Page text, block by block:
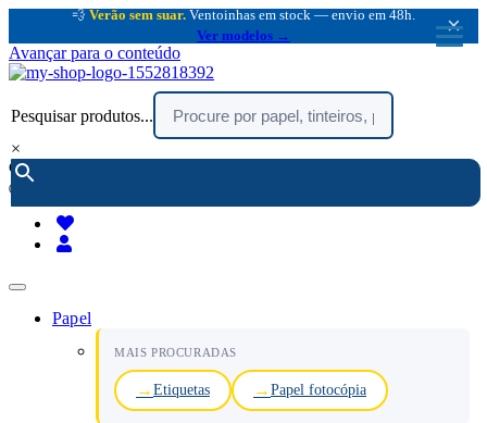
💨 Verão sem suar. Ventoinhas em stock — envio em 48h.
Ver modelos →
×
Avançar para o conteúdo
Pesquisar produtos...
×
encomendar por telefone :
(chamada rede fixa nacional)
Papel
MAIS PROCURADAS
Etiquetas Papel fotocópia